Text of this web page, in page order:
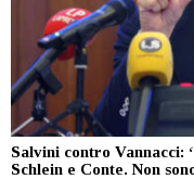
Salvini contro Vannacci:
Schlein e Conte. Non